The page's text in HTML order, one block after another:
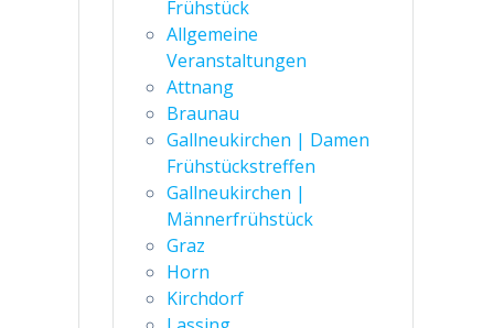
Frühstück
Allgemeine
Veranstaltungen
Attnang
Braunau
Gallneukirchen | Damen
Frühstückstreffen
Gallneukirchen |
Männerfrühstück
Graz
Horn
Kirchdorf